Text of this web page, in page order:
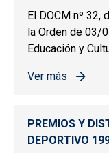
El DOCM nº
la Orden de 03/
Educación y
Ver más
sobre
PREMIOS Y
DEPORTIVO